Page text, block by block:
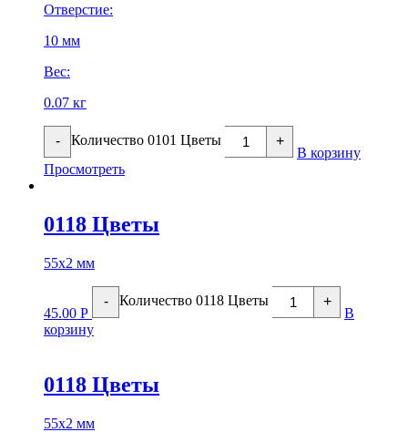
Отверстие:
10 мм
Вес:
0.07 кг
- Количество 0101 Цветы +
В корзину
Просмотреть
0118 Цветы
55х2 мм
45.00 Р
- Количество 0118 Цветы +
В
корзину
0118 Цветы
55х2 мм